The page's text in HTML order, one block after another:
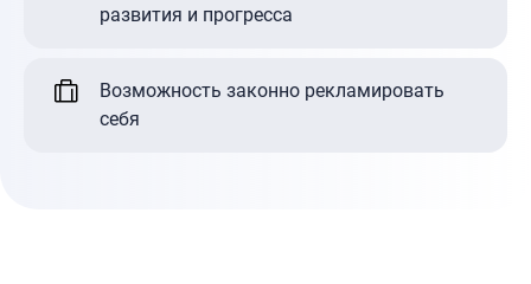
развития и прогресса
Возможность законно рекламировать
себя